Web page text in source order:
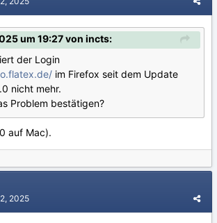
um 19:27 von incts:
der Login
im Firefox seit dem Update
nicht mehr.
Problem bestätigen?
auf Mac).
2025